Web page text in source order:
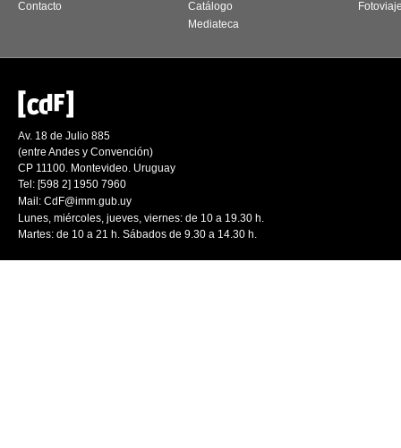
Contacto
Catálogo
Mediateca
Av. 18 de Julio 885
(entre Andes y Convención)
CP 11100. Montevideo. Uruguay
Tel: [598 2] 1950 7960
Mail: CdF@imm.gub.uy
Lunes, miércoles, jueves, viernes: de 10 a 19.30 h.
Martes: de 10 a 21 h. Sábados de 9.30 a 14.30 h.